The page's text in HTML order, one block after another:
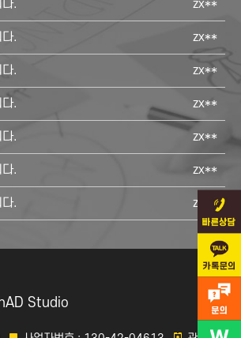
. zx**
. zx**
. zx**
. zx**
. zx**
. zx**
. zx**
zx**
zx**
다. zx**
Studio